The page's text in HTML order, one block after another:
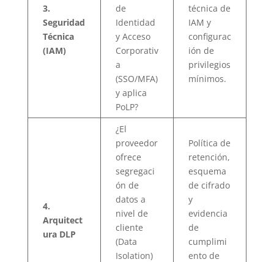
3.
Seguridad
Técnica
(IAM)
de
Identidad
y Acceso
Corporativ
a
(SSO/MFA)
y aplica
PoLP?
técnica de
IAM y
configurac
ión de
privilegios
mínimos.
4.
Arquitect
ura DLP
¿El
proveedor
ofrece
segregaci
ón de
datos a
nivel de
cliente
(Data
Isolation)
Política de
retención,
esquema
de cifrado
y
evidencia
de
cumplimi
ento de